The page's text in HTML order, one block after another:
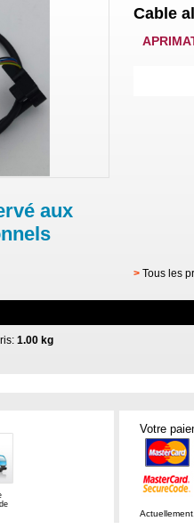
Cable
aux
> Tous les
1.00 kg
Votre
Actuellement,